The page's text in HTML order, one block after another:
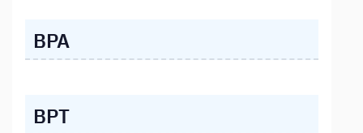
BPA
BPT